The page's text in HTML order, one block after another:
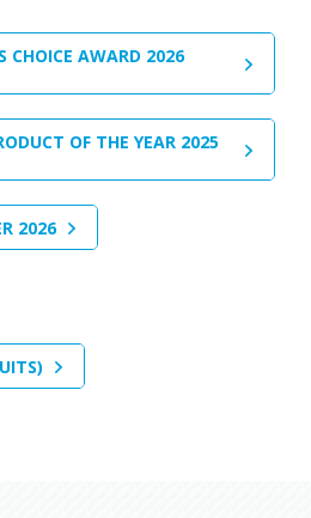
CHOICE AWARD 2026
OF THE YEAR 2025
2026